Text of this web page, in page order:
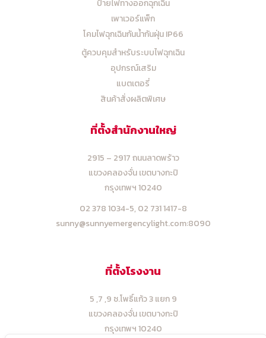
ป้ายไฟทางออกฉุกเฉิน
เพาเวอร์แพ็ก
โคมไฟฉุกเฉินกันน้ำกันฝุ่น IP66
ตู้ควบคุมสำหรับระบบไฟฉุกเฉิน
อุปกรณ์เสริม
แบตเตอรี่
สินค้าสั่งผลิตพิเศษ
ที่ตั้งสำนักงานใหญ่
2915 – 2917 ถนนลาดพร้าว
แขวงคลองจั่น เขตบางกะปิ
กรุงเทพฯ 10240
02 378 1034-5, 02 731 1417-8
sunny@sunnyemergencylight.com:8090
ที่ตั้งโรงงาน
5 ,7 ,9 ซ.โพธิ์แก้ว 3 แยก 9
แขวงคลองจั่น เขตบางกะปิ
กรุงเทพฯ 10240